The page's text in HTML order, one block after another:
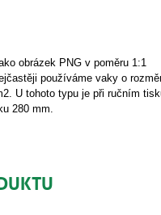
obrázek PNG v poměru 1:1
používáme vaky o
U tohoto typu je při ručním
280 mm.